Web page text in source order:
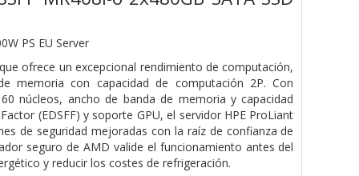
PS EU Server
ofrece un excepcional rendimiento de computación,
memoria con capacidad de computación 2P. Con
núcleos, ancho de banda de memoria y capacidad
(EDSFF) y soporte GPU, el servidor HPE ProLiant
de seguridad mejoradas con la raíz de confianza de
seguro de AMD valide el funcionamiento antes del
y reducir los costes de refrigeración.